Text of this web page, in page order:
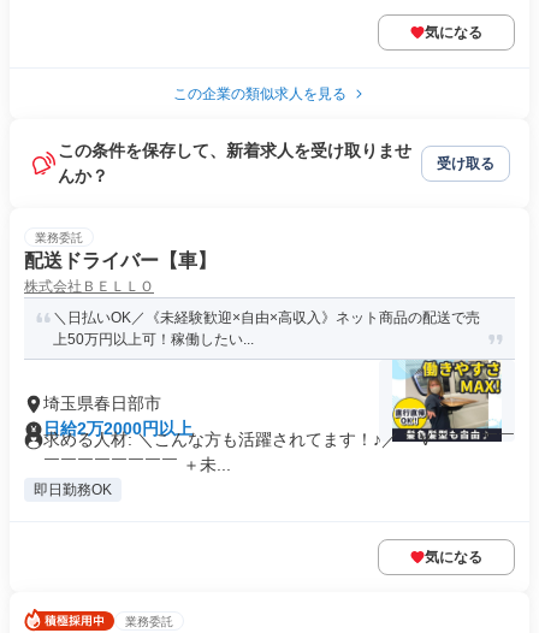
気になる
この企業の類似求人を見る
この条件を保存して、新着求人を受け取りませ
んか？
受け取る
業務委託
配送ドライバー【車】
株式会社ＢＥＬＬＯ
＼日払いOK／《未経験歓迎×自由×高収入》ネット商品の配送で売
上50万円以上可！稼働したい...
埼玉県春日部市
日給2万2000円以上
求める人材: ＼こんな方も活躍されてます！♪／ ￣V￣￣￣￣￣
￣￣￣￣￣￣￣￣ ＋未...
即日勤務OK
気になる
業務委託